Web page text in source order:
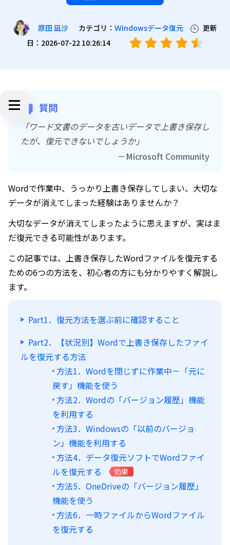
原田 凪沙 カテゴリ： Ｗindowsデータ復元
更新
日：2026-07-22 10:26:14
質問
「ワード文書のデータを古いデータで上書き保存し
たが、復元できないでしょうか」
－Microsoft Community
Wordで作業中、うっかり上書き保存してしまい、大切な
データが消えてしまった経験はありませんか？
大切なデータが消えてしまったように思えますが、実はま
だ復元できる可能性があります。
この記事では、上書き保存したWordファイルを復元する
ための6つの方法を、初心者の方にも分かりやすく解説し
ます。
Part1．復元方法を選ぶ前に確認すること
Part2．【状況別】Wordで上書き保存したファイ
ルを復元する方法
方法1．Wordを閉じずに作業中－「元に
戻す」機能を使う
方法2．Wordの「バージョン履歴」機能
を利用する
方法3．Windowsの「以前のバージョ
ン」機能を利用する
方法4．データ復元ソフトでWordファイ
ルを復元する
効果
方法5．OneDriveの「バージョン履歴」
機能を使う
方法6．一時ファイルからWordファイル
を復元する